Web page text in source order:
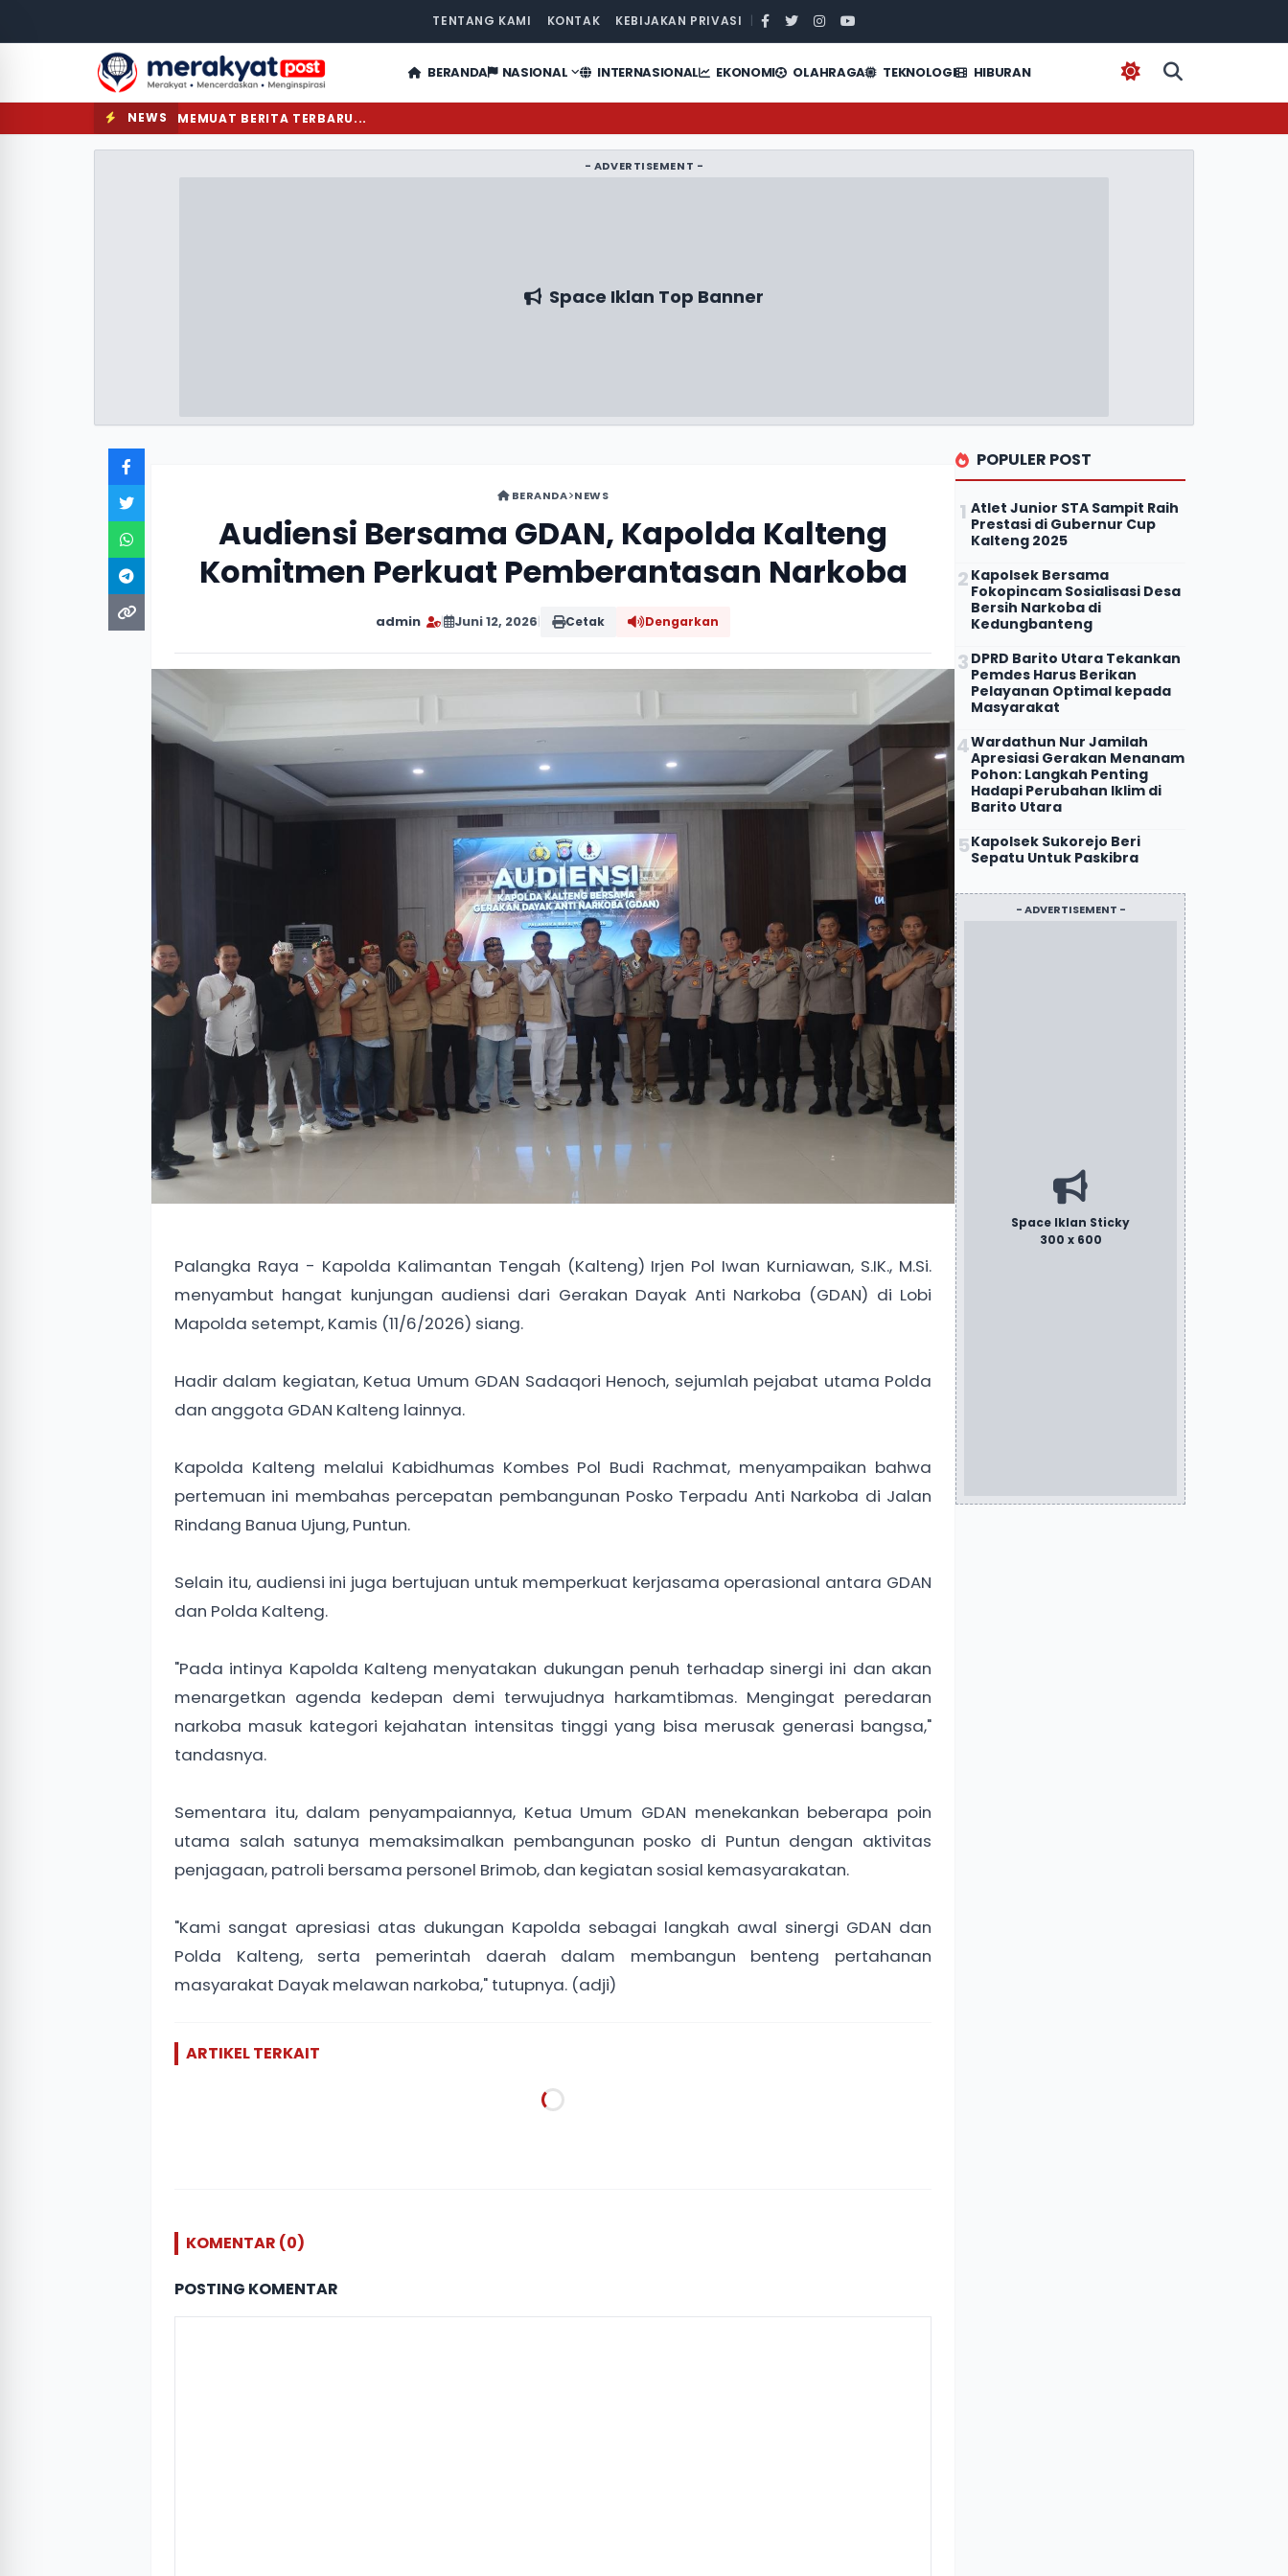
TENTANG KAMI KONTAK KEBIJAKAN PRIVASI
BERANDA NASIONAL INTERNASIONAL EKONOMI OLAHRAGA TEKNOLOGI HIBURAN
NEWS MEMUAT BERITA TERBARU...
- ADVERTISEMENT -
Space Iklan Top Banner
BERANDA NEWS
Audiensi Bersama GDAN, Kapolda Kalteng
Komitmen Perkuat Pemberantasan Narkoba
admin Juni 12, 2026 Cetak Dengarkan
Palangka Raya - Kapolda Kalimantan Tengah (Kalteng) Irjen Pol Iwan Kurniawan, S.IK., M.Si.
menyambut hangat kunjungan audiensi dari Gerakan Dayak Anti Narkoba (GDAN) di Lobi
Mapolda setempt, Kamis (11/6/2026) siang.
Hadir dalam kegiatan, Ketua Umum GDAN Sadaqori Henoch, sejumlah pejabat utama Polda
dan anggota GDAN Kalteng lainnya.
Kapolda Kalteng melalui Kabidhumas Kombes Pol Budi Rachmat, menyampaikan bahwa
pertemuan ini membahas percepatan pembangunan Posko Terpadu Anti Narkoba di Jalan
Rindang Banua Ujung, Puntun.
Selain itu, audiensi ini juga bertujuan untuk memperkuat kerjasama operasional antara GDAN
dan Polda Kalteng.
"Pada intinya Kapolda Kalteng menyatakan dukungan penuh terhadap sinergi ini dan akan
menargetkan agenda kedepan demi terwujudnya harkamtibmas. Mengingat peredaran
narkoba masuk kategori kejahatan intensitas tinggi yang bisa merusak generasi bangsa,"
tandasnya.
Sementara itu, dalam penyampaiannya, Ketua Umum GDAN menekankan beberapa poin
utama salah satunya memaksimalkan pembangunan posko di Puntun dengan aktivitas
penjagaan, patroli bersama personel Brimob, dan kegiatan sosial kemasyarakatan.
"Kami sangat apresiasi atas dukungan Kapolda sebagai langkah awal sinergi GDAN dan
Polda Kalteng, serta pemerintah daerah dalam membangun benteng pertahanan
masyarakat Dayak melawan narkoba," tutupnya. (adji)
ARTIKEL TERKAIT
KOMENTAR (0)
POSTING KOMENTAR
POPULER POST
Atlet Junior STA Sampit Raih
Prestasi di Gubernur Cup
Kalteng 2025
Kapolsek Bersama
Fokopincam Sosialisasi Desa
Bersih Narkoba di
Kedungbanteng
DPRD Barito Utara Tekankan
Pemdes Harus Berikan
Pelayanan Optimal kepada
Masyarakat
Wardathun Nur Jamilah
Apresiasi Gerakan Menanam
Pohon: Langkah Penting
Hadapi Perubahan Iklim di
Barito Utara
Kapolsek Sukorejo Beri
Sepatu Untuk Paskibra
- ADVERTISEMENT -
Space Iklan Sticky
300 x 600